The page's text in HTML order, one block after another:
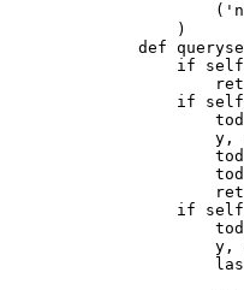
                (
            )
def
if
if
y,
if
y,